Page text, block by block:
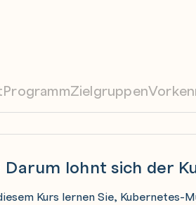
ProgrammZielgruppen
Darum lohnt sich der
Kurs lernen Sie, Kubernetes-